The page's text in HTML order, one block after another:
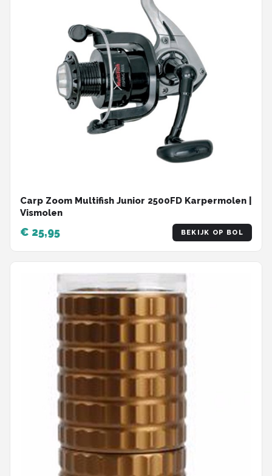
Carp Zoom Multifish Junior 2500FD Karpermolen |
Vismolen
€ 25,95 BEKIJK OP BOL